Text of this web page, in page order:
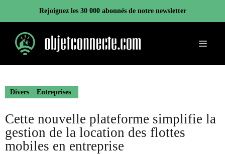
contenu
Rejoignez les 30 000 abonnés de notre newsletter
Menu
Divers Entreprises
Cette nouvelle plateforme simplifie la
gestion de la location des flottes
mobiles en entreprise